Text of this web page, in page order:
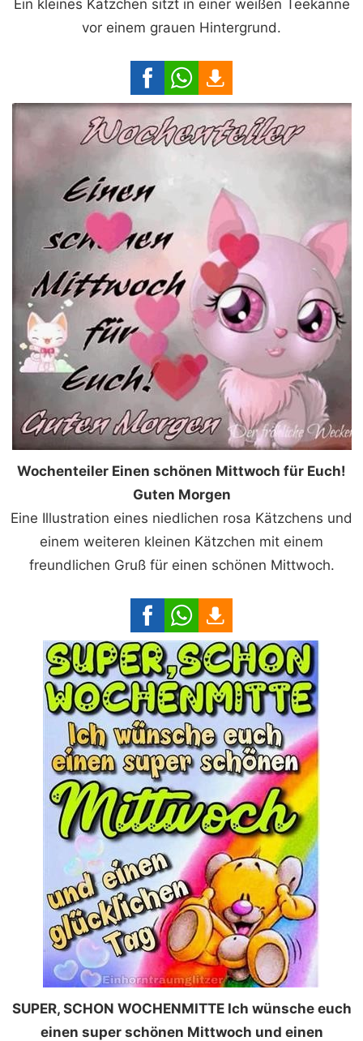
Ein kleines Kätzchen sitzt in einer weißen Teekanne
vor einem grauen Hintergrund.
Wochenteiler Einen schönen Mittwoch für Euch!
Guten Morgen
Eine Illustration eines niedlichen rosa Kätzchens und
einem weiteren kleinen Kätzchen mit einem
freundlichen Gruß für einen schönen Mittwoch.
SUPER, SCHON WOCHENMITTE Ich wünsche euch
einen super schönen Mittwoch und einen